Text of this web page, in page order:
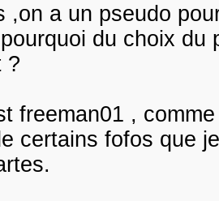
,on a un pseudo
du choix du
?
freeman01 ,
certains fofos que